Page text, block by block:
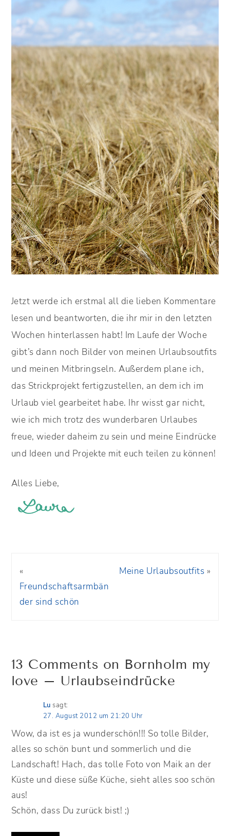
Jetzt werde ich erstmal all die lieben Kommentare
lesen und beantworten, die ihr mir in den letzten
Wochen hinterlassen habt! Im Laufe der Woche
gibt’s dann noch Bilder von meinen Urlaubsoutfits
und meinen Mitbringseln. Außerdem plane ich,
das Strickprojekt fertigzustellen, an dem ich im
Urlaub viel gearbeitet habe. Ihr wisst gar nicht,
wie ich mich trotz des wunderbaren Urlaubes
freue, wieder daheim zu sein und meine Eindrücke
und Ideen und Projekte mit euch teilen zu können!
Alles Liebe,
«
Freundschaftsarmbän
der sind schön
Meine Urlaubsoutfits »
13 Comments on Bornholm my
love – Urlaubseindrücke
Lu sagt:
27. August 2012 um 21:20 Uhr
Wow, da ist es ja wunderschön!!! So tolle Bilder,
alles so schön bunt und sommerlich und die
Landschaft! Hach, das tolle Foto von Maik an der
Küste und diese süße Küche, sieht alles soo schön
aus!
Schön, dass Du zurück bist! ;)